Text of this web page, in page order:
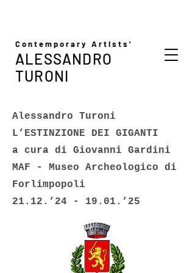
Contemporary Artists'
ALESSANDRO
TURONI
Alessandro Turoni
L’ESTINZIONE DEI GIGANTI
a cura di Giovanni Gardini
MAF - Museo Archeologico di
Forlimpopoli
21.12.’24 - 19.01.’25